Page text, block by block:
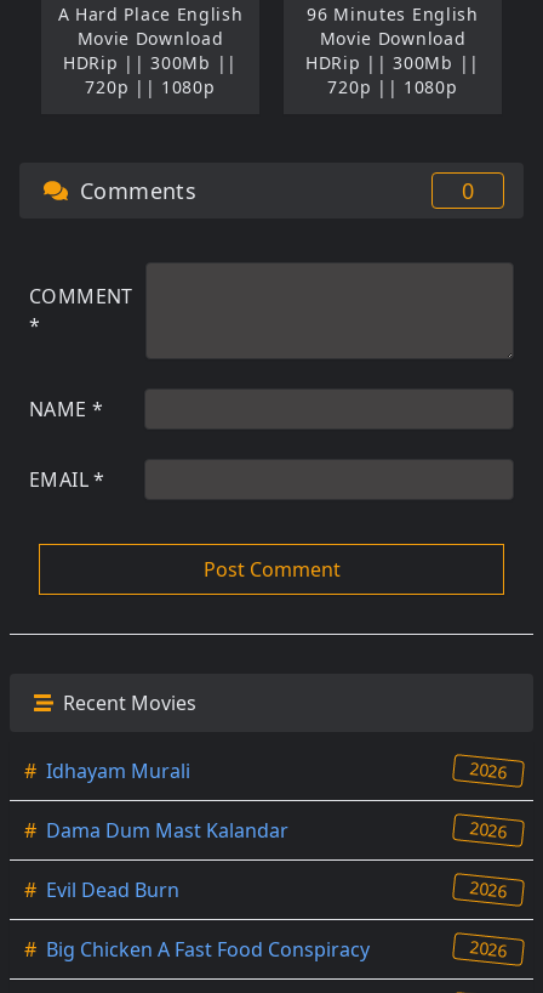
A Hard Place English
Movie Download
HDRip || 300Mb ||
720p || 1080p
96 Minutes English
Movie Download
HDRip || 300Mb ||
720p || 1080p
Comments 0
COMMENT
*
NAME *
EMAIL*
Recent Movies
# Idhayam Murali 2026
# Dama Dum Mast Kalandar 2026
# Evil Dead Burn 2026
# Big Chicken A Fast Food Conspiracy 2026